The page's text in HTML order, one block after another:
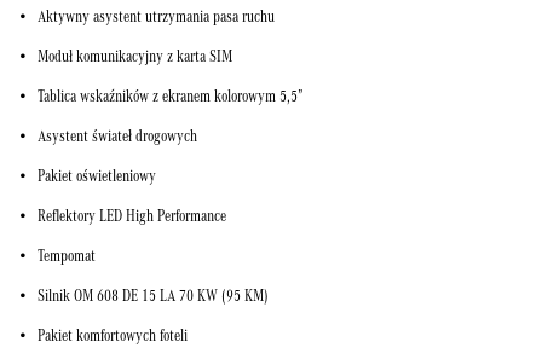
Aktywny asystent utrzymania pasa ruchu
Moduł komunikacyjny z karta SIM
Tablica wskaźników z ekranem kolorowym 5,5”
Asystent świateł drogowych
Pakiet oświetleniowy
Reflektory LED High Performance
Tempomat
Silnik OM 608 DE 15 LA 70 KW (95 KM)
Pakiet komfortowych foteli